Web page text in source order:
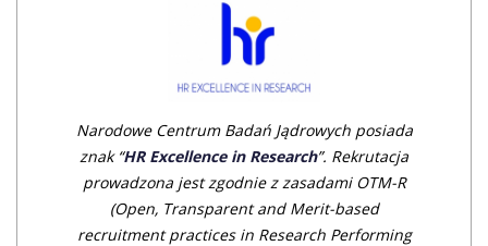
Narodowe Centrum Badań Jądrowych posiada
znak “HR Excellence in Research”. Rekrutacja
prowadzona jest zgodnie z zasadami OTM-R
(Open, Transparent and Merit-based
recruitment practices in Research Performing